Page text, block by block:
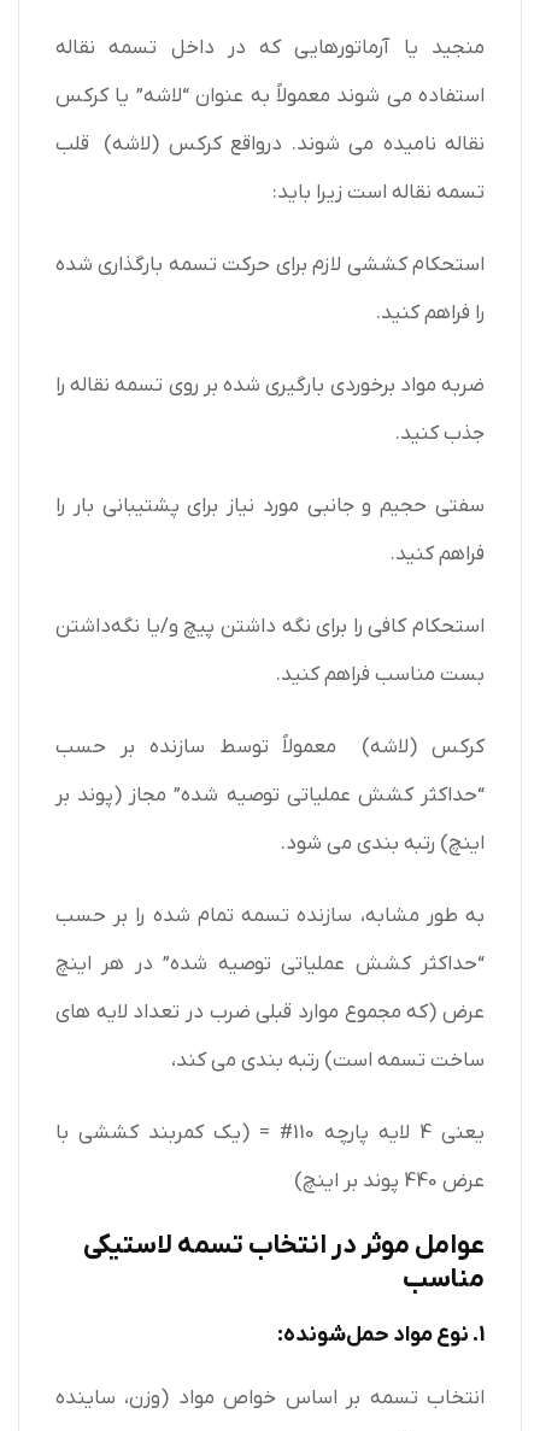
منجید یا آرماتورهایی که در داخل تسمه نقاله
استفاده می شوند معمولاً به عنوان “لاشه” یا کرکس
نقاله نامیده می شوند. درواقع کرکس (لاشه) قلب
تسمه نقاله است زیرا باید:
استحکام کششی لازم برای حرکت تسمه بارگذاری شده
را فراهم کنید.
ضربه مواد برخوردی بارگیری شده بر روی تسمه نقاله را
جذب کنید.
سفتی حجیم و جانبی مورد نیاز برای پشتیبانی بار را
فراهم کنید.
استحکام کافی را برای نگه داشتن پیچ و/یا نگه‌داشتن
بست مناسب فراهم کنید.
کرکس (لاشه) معمولاً توسط سازنده بر حسب
“حداکثر کشش عملیاتی توصیه شده” مجاز (پوند بر
اینچ) رتبه بندی می شود.
به طور مشابه، سازنده تسمه تمام شده را بر حسب
“حداکثر کشش عملیاتی توصیه شده” در هر اینچ
عرض (که مجموع موارد قبلی ضرب در تعداد لایه های
ساخت تسمه است) رتبه بندی می کند،
یعنی 4 لایه پارچه 110# = (یک کمربند کششی با
عرض 440 پوند بر اینچ)
عوامل موثر در انتخاب تسمه لاستیکی
مناسب
1. نوع مواد حمل‌شونده:
انتخاب تسمه بر اساس خواص مواد (وزن، ساینده